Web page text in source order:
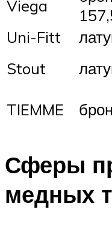
Viega
Uni-Fitt
Stout
TIEMME
Сферы
медных